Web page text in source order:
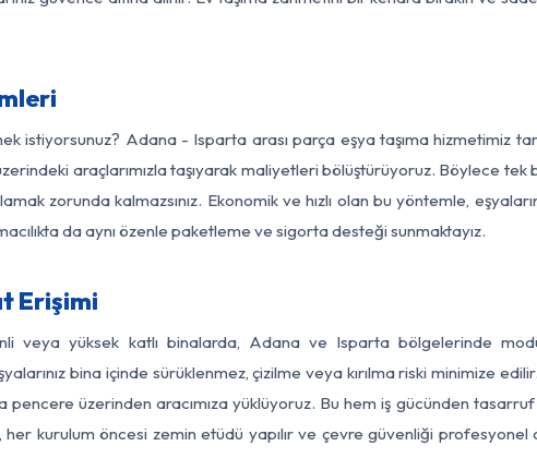
istiyorsunuz? Adana - Isparta arası parça eşya taşıma hizmetimiz
araçlarımızla taşıyarak maliyetleri bölüştürüyoruz. Böylece tek
zorunda kalmazsınız. Ekonomik ve hızlı olan bu yöntemle,
da aynı özenle paketleme ve sigorta desteği sunmaktayız.
Erişimi
veya yüksek katlı binalarda, Adana ve Isparta bölgelerinde
bina içinde sürüklenmez, çizilme veya kırılma riski minimize
pencere üzerinden aracımıza yüklüyoruz. Bu hem iş gücünden
her kurulum öncesi zemin etüdü yapılır ve çevre güvenliği